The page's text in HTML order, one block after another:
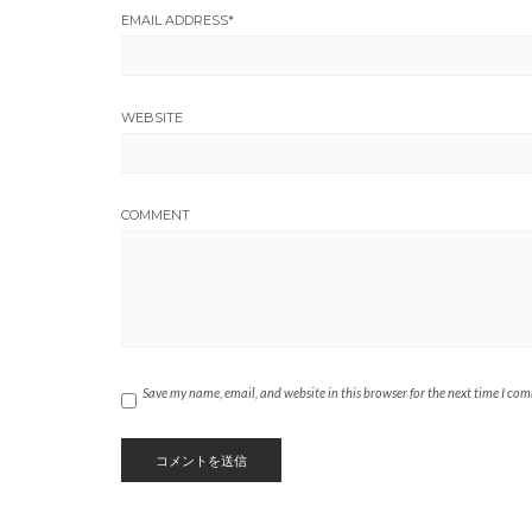
EMAIL ADDRESS*
WEBSITE
COMMENT
Save my name, email, and website in this browser for the next time I